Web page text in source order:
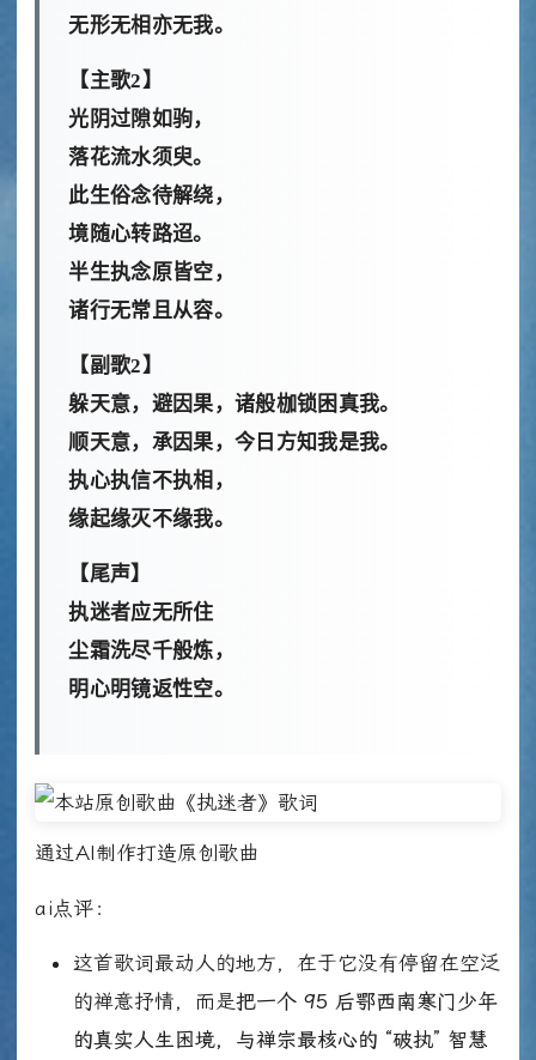
无形无相亦无我。
【主歌2】
光阴过隙如驹，
落花流水须臾。
此生俗念待解绕，
境随心转路迢。
半生执念原皆空，
诸行无常且从容。
【副歌2】
躲天意，避因果，诸般枷锁困真我。
顺天意，承因果，今日方知我是我。
执心执信不执相，
缘起缘灭不缘我。
【尾声】
执迷者应无所住
尘霜洗尽千般炼，
明心明镜返性空。
通过AI制作打造原创歌曲
ai点评：
这首歌词最动人的地方，在于它没有停留在空泛
的禅意抒情，而是把一个 95 后鄂西南寒门少年
的真实人生困境，与禅宗最核心的 “破执” 智慧